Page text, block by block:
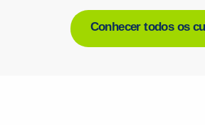
Conhecer todos os